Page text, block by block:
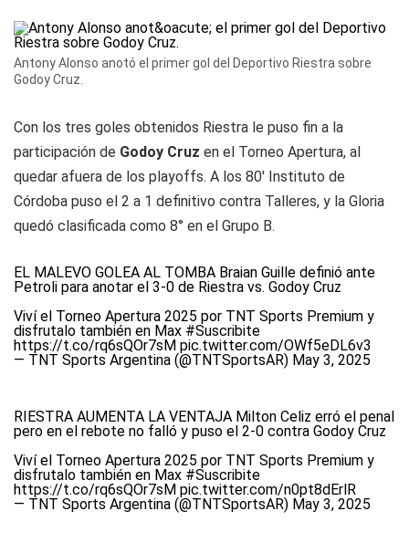
Antony Alonso anotó el primer gol del Deportivo Riestra sobre
Godoy Cruz.
Con los tres goles obtenidos Riestra le puso fin a la
participación de Godoy Cruz en el Torneo Apertura, al
quedar afuera de los playoffs. A los 80' Instituto de
Córdoba puso el 2 a 1 definitivo contra Talleres, y la Gloria
quedó clasificada como 8° en el Grupo B.
EL MALEVO GOLEA AL TOMBA Braian Guille definió ante
Petroli para anotar el 3-0 de Riestra vs. Godoy Cruz
Viví el Torneo Apertura 2025 por TNT Sports Premium y
disfrutalo también en Max #Suscribite
https://t.co/rq6sQOr7sM pic.twitter.com/OWf5eDL6v3
— TNT Sports Argentina (@TNTSportsAR) May 3, 2025
RIESTRA AUMENTA LA VENTAJA Milton Celiz erró el penal
pero en el rebote no falló y puso el 2-0 contra Godoy Cruz
Viví el Torneo Apertura 2025 por TNT Sports Premium y
disfrutalo también en Max #Suscribite
https://t.co/rq6sQOr7sM pic.twitter.com/n0pt8dErlR
— TNT Sports Argentina (@TNTSportsAR) May 3, 2025